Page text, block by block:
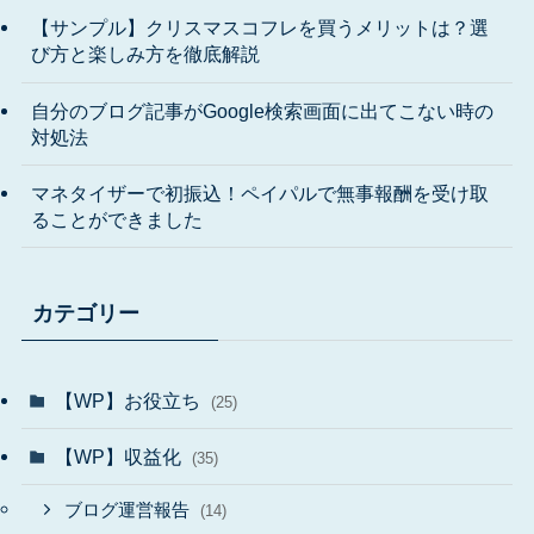
【サンプル】クリスマスコフレを買うメリットは？選
び方と楽しみ方を徹底解説
自分のブログ記事がGoogle検索画面に出てこない時の
対処法
マネタイザーで初振込！ペイパルで無事報酬を受け取
ることができました
カテゴリー
【WP】お役立ち (25)
【WP】収益化 (35)
ブログ運営報告 (14)